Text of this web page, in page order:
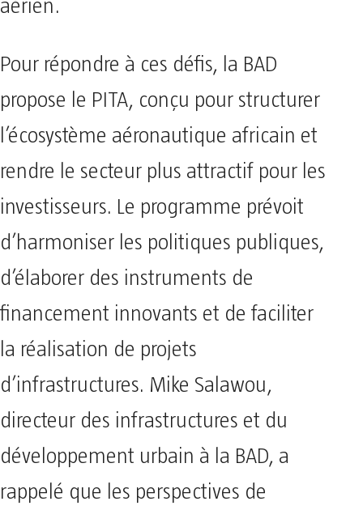
aérien.
Pour répondre à ces défis, la BAD
propose le PITA, conçu pour structurer
l’écosystème aéronautique africain et
rendre le secteur plus attractif pour les
investisseurs. Le programme prévoit
d’harmoniser les politiques publiques,
d’élaborer des instruments de
financement innovants et de faciliter
la réalisation de projets
d’infrastructures. Mike Salawou,
directeur des infrastructures et du
développement urbain à la BAD, a
rappelé que les perspectives de